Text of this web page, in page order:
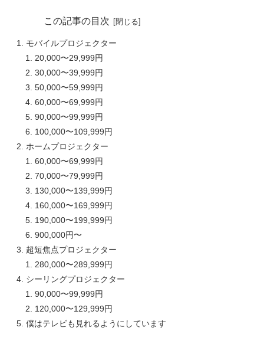
この記事の目次
モバイルプロジェクター
20,000〜29,999円
30,000〜39,999円
50,000〜59,999円
60,000〜69,999円
90,000〜99,999円
100,000〜109,999円
ホームプロジェクター
60,000〜69,999円
70,000〜79,999円
130,000〜139,999円
160,000〜169,999円
190,000〜199,999円
900,000円〜
超短焦点プロジェクター
280,000〜289,999円
シーリングプロジェクター
90,000〜99,999円
120,000〜129,999円
僕はテレビも見れるようにしています